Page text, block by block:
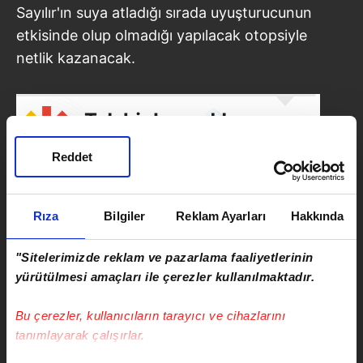
Rıza Bilgiler Reklam Ayarları Hakkında
"Sitelerimizde reklam ve pazarlama faaliyetlerinin
yürütülmesi amaçları ile çerezler kullanılmaktadır.
Bu çerezler, kullanıcıların tarayıcı ve cihazlarını
tanımlayarak çalışırlar.
Reddet
Sayılır'ın suya atladığı sırada uyuşturucunun
etkisinde olup olmadığı yapılacak otopsiyle
netlik kazanacak.
Piyasaların gözü Merkez